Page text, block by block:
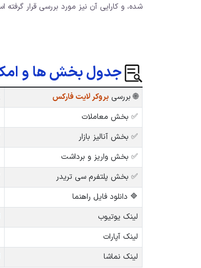
شده، و کارایی آن نیز مورد بررسی قرار گرفته
جدول بخش ها و
🌐 بررسی بروکر لایت فارکس
✅ بخش معاملات
✅ بخش آنالیز بازار
✅ بخش واریز و برداشت
✅ بخش پلتفرم سی تریدر
🔷 دانلود فایل راهنما
لینک یوتیوب
لینک آپارات
لینک نماشا